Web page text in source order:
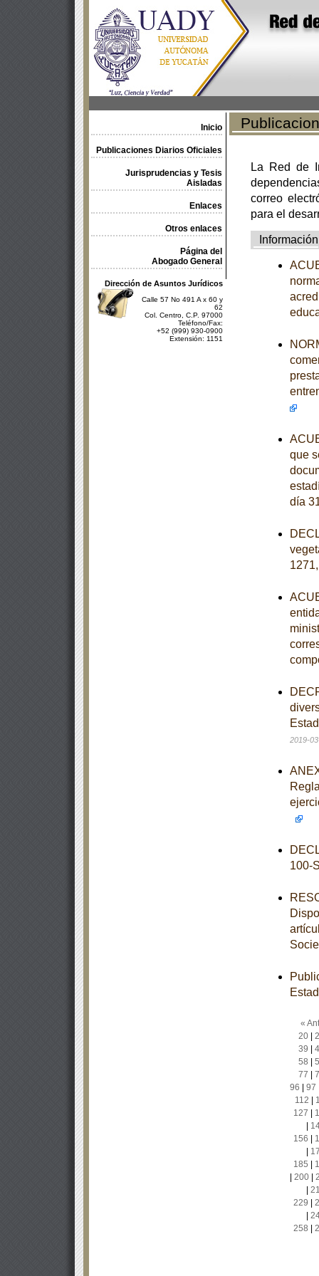
Inicio
Publicaciones Diarios Oficiales
Jurisprudencias y Tesis
Aisladas
Enlaces
Otros enlaces
Página del
Abogado General
Dirección de Asuntos Jurídicos
Calle 57 No 491 A x 60 y
62
Col. Centro, C.P. 97000
Teléfono/Fax:
+52 (999) 930-0900
Extensión: 1151
La Red de
correo
para el
Información
que
día
2019-
100-
«
20|
39
58
77
96
97
112
127
156
185
200|
229
258